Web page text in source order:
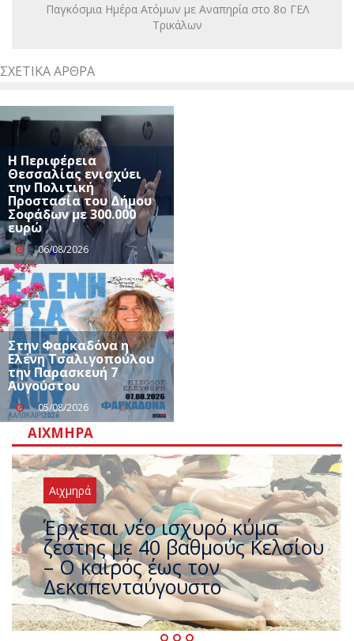
Παγκόσμια Ημέρα Ατόμων με Αναπηρία στο 8ο ΓΕΛ
Τρικάλων
ΣΧΕΤΙΚΆ ΆΡΘΡΑ
Η Περιφέρεια
Θεσσαλίας ενισχύει
την Πολιτική
Προστασία του Δήμου
Σοφάδων με 300.000
ευρώ
06/08/2026
Στην Φαρκαδόνα η
Ελένη Τσαλιγοπούλου
την Παρασκευή 7
Αυγούστου
05/08/2026
ΑΙΧΜΗΡΆ
Αιχμηρά
Άφαντος ο Τσίπρας… την ώρα
που η χώρα καίγεται